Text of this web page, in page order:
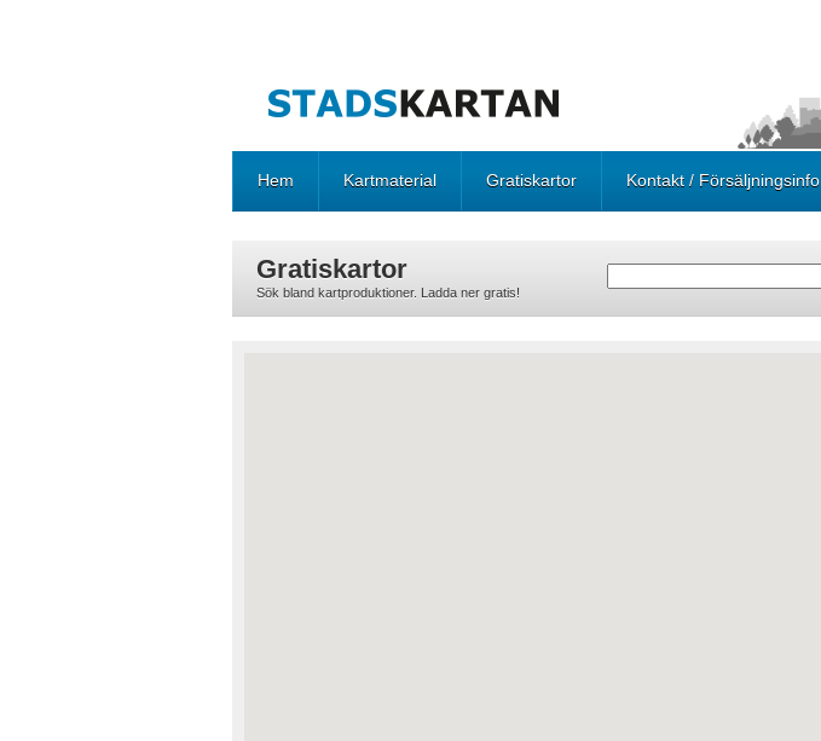
Hem Kartmaterial Gratiskartor Kontakt / Försäljningsinfo
Gratiskartor
Sök bland kartproduktioner. Ladda ner gratis!